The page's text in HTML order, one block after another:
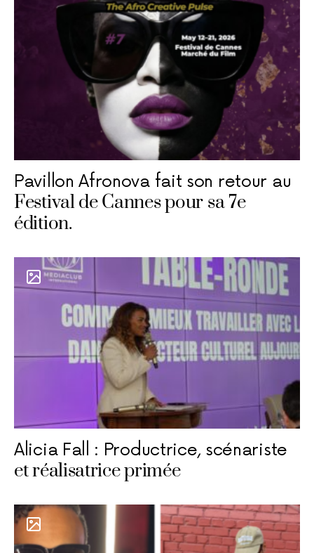
Pavillon Afronova fait son retour au
Festival de Cannes pour sa 7e
édition.
Alicia Fall : Productrice, scénariste
et réalisatrice primée